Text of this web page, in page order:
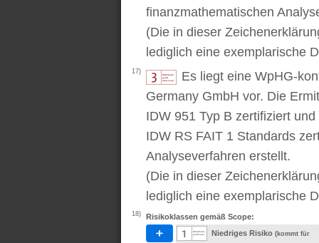
finanzmathematischen
(Die in dieser
lediglich eine exemplarische
17)
Es liegt eine WpHG-
Germany GmbH vor. Die
IDW 951 Typ B zertifiziert
IDW RS FAIT 1 Standards
Analyseverfahren erstellt.
(Die in dieser
lediglich eine exemplarische
18)
Risikoklassen gemäß Scope:
Niedriges Risiko (kommt für